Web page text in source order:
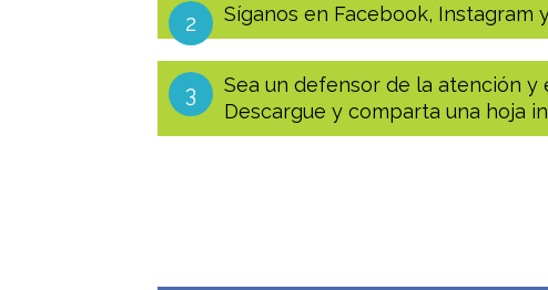
2 Síganos en Facebook, Instagram
3
Sea un defensor de la atención y
Descargue y comparta una hoja